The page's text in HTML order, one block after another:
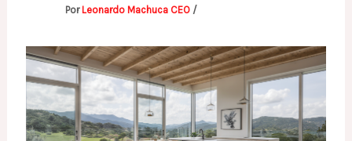
Por Leonardo Machuca CEO /